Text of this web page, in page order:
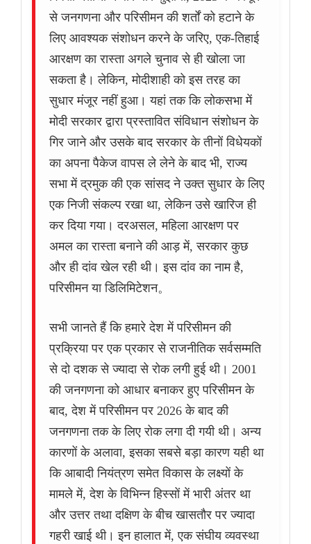
से जनगणना और परिसीमन की शर्तों को हटाने के
लिए आवश्यक संशोधन करने के जरिए, एक-तिहाई
आरक्षण का रास्ता अगले चुनाव से ही खोला जा
सकता है। लेकिन, मोदीशाही को इस तरह का
सुधार मंजूर नहीं हुआ। यहां तक कि लोकसभा में
मोदी सरकार द्वारा प्रस्तावित संविधान संशोधन के
गिर जाने और उसके बाद सरकार के तीनों विधेयकों
का अपना पैकेज वापस ले लेने के बाद भी, राज्य
सभा में द्रमुक की एक सांसद ने उक्त सुधार के लिए
एक निजी संकल्प रखा था, लेकिन उसे खारिज ही
कर दिया गया। दरअसल, महिला आरक्षण पर
अमल का रास्ता बनाने की आड़ में, सरकार कुछ
और ही दांव खेल रही थी। इस दांव का नाम है,
परिसीमन या डिलिमिटेशन。
सभी जानते हैं कि हमारे देश में परिसीमन की
प्रक्रिया पर एक प्रकार से राजनीतिक सर्वसम्मति
से दो दशक से ज्यादा से रोक लगी हुई थी। 2001
की जनगणना को आधार बनाकर हुए परिसीमन के
बाद, देश में परिसीमन पर 2026 के बाद की
जनगणना तक के लिए रोक लगा दी गयी थी। अन्य
कारणों के अलावा, इसका सबसे बड़ा कारण यही था
कि आबादी नियंत्रण समेत विकास के लक्ष्यों के
मामले में, देश के विभिन्न हिस्सों में भारी अंतर था
और उत्तर तथा दक्षिण के बीच खासतौर पर ज्यादा
गहरी खाई थी। इन हालात में, एक संघीय व्यवस्था